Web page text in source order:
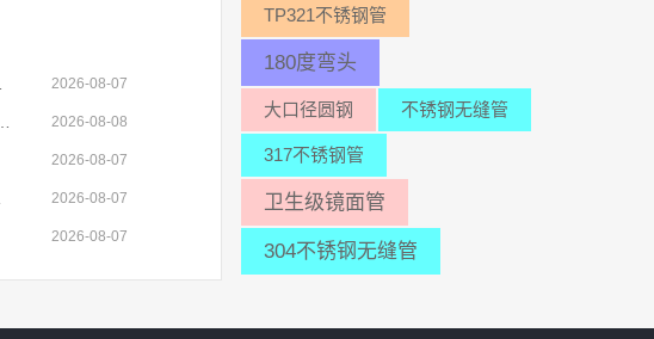
2026-08-07
2026-08-08
2026-08-07
2026-08-07
2026-08-07
TP321不锈钢管
180度弯头
大口径圆钢 不锈钢无缝管
317不锈钢管
卫生级镜面管
304不锈钢无缝管